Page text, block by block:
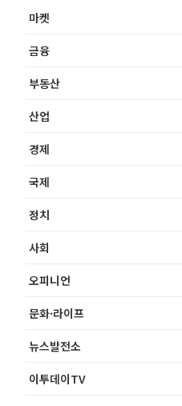
마켓
금융
부동산
산업
경제
국제
정치
사회
오피니언
문화·라이프
뉴스발전소
이투데이TV